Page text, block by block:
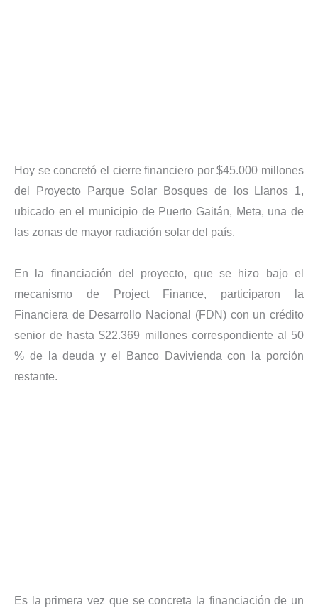
Hoy se concretó el cierre financiero por $45.000 millones
del Proyecto Parque Solar Bosques de los Llanos 1,
ubicado en el municipio de Puerto Gaitán, Meta, una de
las zonas de mayor radiación solar del país.
En la financiación del proyecto, que se hizo bajo el
mecanismo de Project Finance, participaron la
Financiera de Desarrollo Nacional (FDN) con un crédito
senior de hasta $22.369 millones correspondiente al 50
% de la deuda y el Banco Davivienda con la porción
restante.
Es la primera vez que se concreta la financiación de un